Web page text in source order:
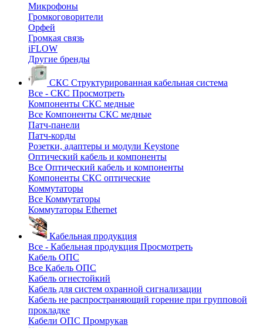
Микрофоны
Громкоговорители
Орфей
Громкая связь
iFLOW
Другие бренды
СКС Структурированная кабельная система
Все - СКС Просмотреть
Компоненты СКС медные
Все Компоненты СКС медные
Патч-панели
Патч-корды
Розетки, адаптеры и модули Keystone
Оптический кабель и компоненты
Все Оптический кабель и компоненты
Компоненты СКС оптические
Коммутаторы
Все Коммутаторы
Коммутаторы Ethernet
Кабельная продукция
Все - Кабельная продукция Просмотреть
Кабель ОПС
Все Кабель ОПС
Кабель огнестойкий
Кабель для систем охранной сигнализации
Кабель не распространяющий горение при групповой
прокладке
Кабели ОПС Промрукав